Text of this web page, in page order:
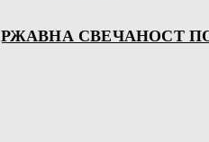
СВЕЧАНОСТ